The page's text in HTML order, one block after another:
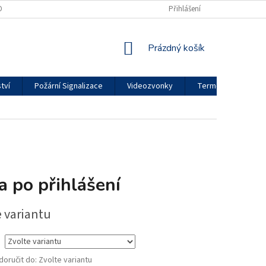
OCHRANY OSOBNÍCH ÚDAJŮ REKLAMAČNÍ ŘÁD
Přihlášení
NÁKUPNÍ
Prázdný košík
Požární Signalizace Videozvonky
Termokamery
po přihlášení
variantu
do: Zvolte variantu